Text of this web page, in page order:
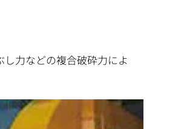
力などの複合破砕力によ